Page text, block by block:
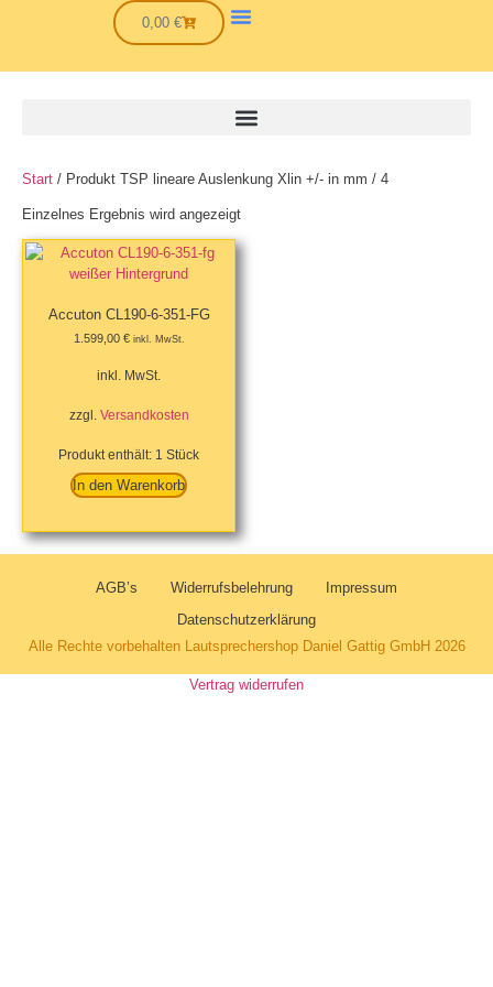
0,00€
Start / Produkt TSP lineare Auslenkung Xlin +/- in mm / 4
Einzelnes Ergebnis wird angezeigt
Accuton CL190-6-351-FG
1.599,00 € inkl. MwSt.
inkl. MwSt.
zzgl. Versandkosten
Produkt enthält: 1 Stück
In den Warenkorb
AGB’s Widerrufsbelehrung
Impressum
Datenschutzerklärung
Alle Rechte vorbehalten Lautsprechershop Daniel Gattig GmbH 2026
Vertrag widerrufen